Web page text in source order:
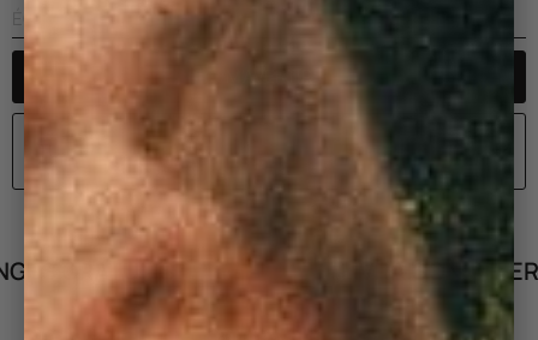
M'AVERTIR
LIVRAISON OFFERTE DÈS